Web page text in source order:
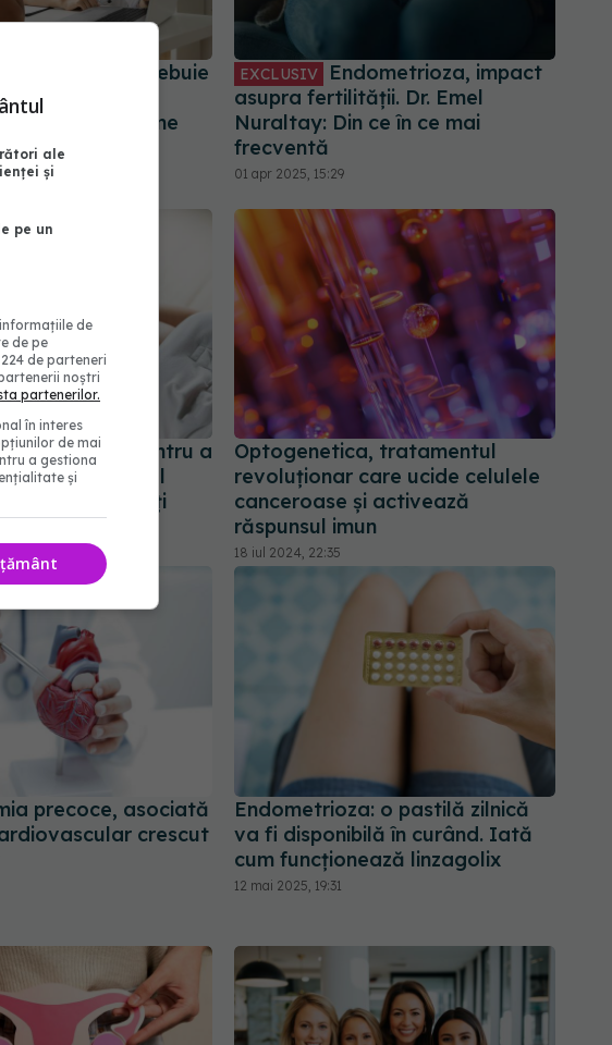
pe care trebuie
Dr. Emel
probleme
EXCLUSIV
Endometrioza, impact
asupra fertilității. Dr. Emel
Nuraltay: Din ce în ce mai
frecventă
01 apr 2025, 15:29
optimă pentru a
Dr. Emel
dificultăți
Optogenetica, tratamentul
revoluționar care ucide celulele
canceroase și activează
răspunsul imun
18 iul 2024, 22:35
precoce, asociată
crescut
Endometrioza: o pastilă zilnică
va fi disponibilă în curând. Iată
cum funcționează linzagolix
12 mai 2025, 19:31
ale
și
pe un
de
de pe
de parteneri
noștri
partenerilor.
în interes
de mai
a gestiona
și